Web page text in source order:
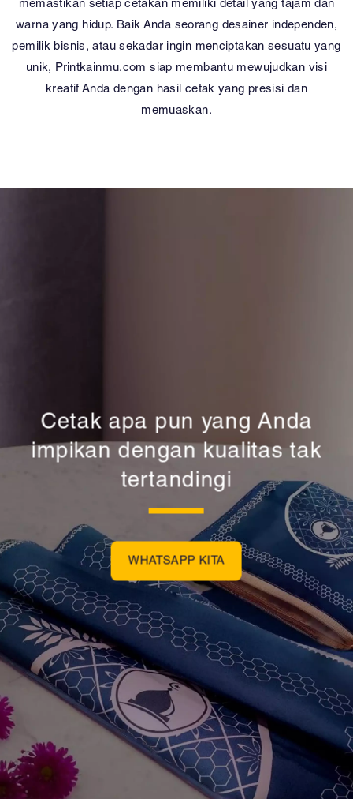
memastikan setiap cetakan memiliki detail yang tajam dan
warna yang hidup. Baik Anda seorang desainer independen,
pemilik bisnis, atau sekadar ingin menciptakan sesuatu yang
unik, Printkainmu.com siap membantu mewujudkan visi
kreatif Anda dengan hasil cetak yang presisi dan
memuaskan.
Cetak apa pun yang Anda
impikan dengan kualitas tak
tertandingi
WHATSAPP KITA